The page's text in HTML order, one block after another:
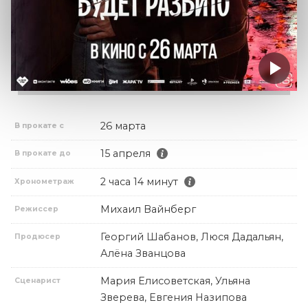
В прокате с 26 марта
В прокате до 15 апреля
Хронометраж 2 часа 14 минут
Режиссер Михаил Вайнберг
Продюсер
Георгий Шабанов, Люся Дадальян,
Алёна Званцова
Сценарист
Мария Елисоветская, Ульяна
Зверева, Евгения Назипова